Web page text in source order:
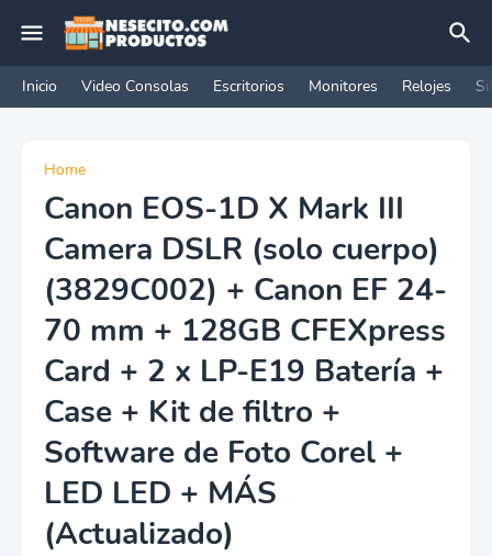
Inicio Video Consolas Escritorios Monitores Relojes
Home
Canon EOS-1D X Mark III
Camera DSLR (solo cuerpo)
(3829C002) + Canon EF 24-
70 mm + 128GB CFEXpress
Card + 2 x LP-E19 Batería +
Case + Kit de filtro +
Software de Foto Corel +
LED LED + MÁS
(Actualizado)